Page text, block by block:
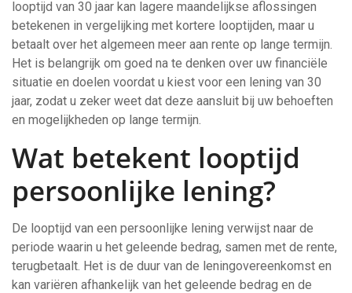
looptijd van 30 jaar kan lagere maandelijkse aflossingen
betekenen in vergelijking met kortere looptijden, maar u
betaalt over het algemeen meer aan rente op lange termijn.
Het is belangrijk om goed na te denken over uw financiële
situatie en doelen voordat u kiest voor een lening van 30
jaar, zodat u zeker weet dat deze aansluit bij uw behoeften
en mogelijkheden op lange termijn.
Wat betekent looptijd
persoonlijke lening?
De looptijd van een persoonlijke lening verwijst naar de
periode waarin u het geleende bedrag, samen met de rente,
terugbetaalt. Het is de duur van de leningovereenkomst en
kan variëren afhankelijk van het geleende bedrag en de